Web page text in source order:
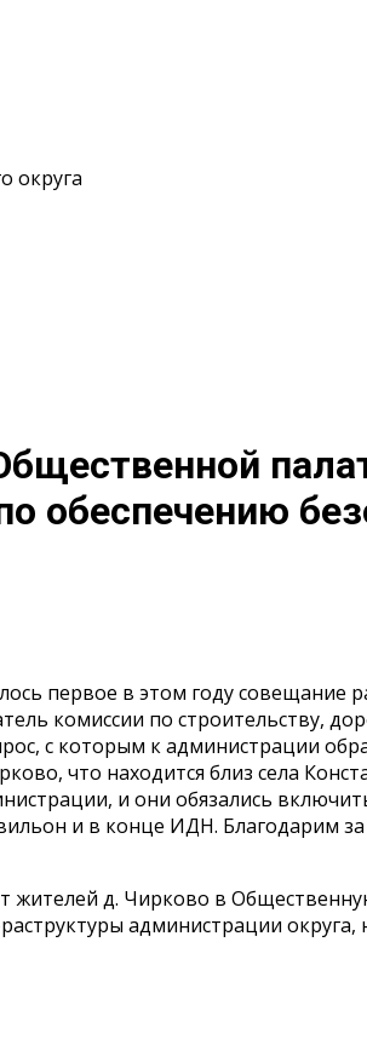
округа
обеспечению
первое в этом году
комиссии по строительству,
с которым к администрации
что находится близ села
и они обязались
и в конце ИДН. Благодарим
жителей д. Чирково в
администрации